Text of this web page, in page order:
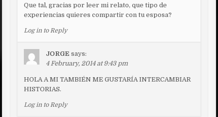
Que tal, gracias por leer mi relato, que tipo de
experiencias quieres compartir con tu esposa?
Log in to Reply
JORGE says:
4 February, 2014 at 9:43 pm
HOLA A MI TAMBIÉN ME GUSTARÍA INTERCAMBIAR
HISTORIAS.
Log in to Reply